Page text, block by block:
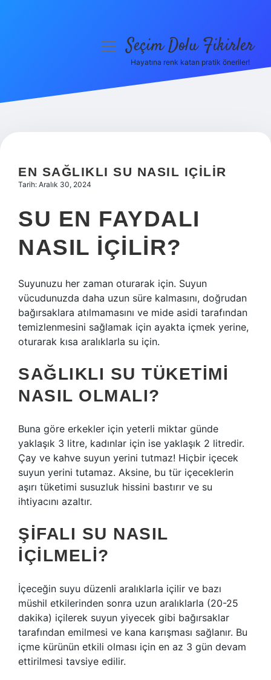
Hakkımızda
menüyüSeçim Dolu Fikirler
Hayatına renk katan pratik öneriler!
EN SAĞLIKLI SU NASIL IÇILIR
Tarih: Aralık 30, 2024
SU EN FAYDALI
NASIL IÇILIR?
Suyunuzu her zaman oturarak için. Suyun
vücudunuzda daha uzun süre kalmasını, doğrudan
bağırsaklara atılmamasını ve mide asidi tarafından
temizlenmesini sağlamak için ayakta içmek yerine,
oturarak kısa aralıklarla su için.
SAĞLIKLI SU TÜKETIMI
NASIL OLMALI?
Buna göre erkekler için yeterli miktar günde
yaklaşık 3 litre, kadınlar için ise yaklaşık 2 litredir.
Çay ve kahve suyun yerini tutmaz! Hiçbir içecek
suyun yerini tutamaz. Aksine, bu tür içeceklerin
aşırı tüketimi susuzluk hissini bastırır ve su
ihtiyacını azaltır.
ŞIFALI SU NASIL
IÇILMELI?
İçeceğin suyu düzenli aralıklarla içilir ve bazı
müshil etkilerinden sonra uzun aralıklarla (20-25
dakika) içilerek suyun yiyecek gibi bağırsaklar
tarafından emilmesi ve kana karışması sağlanır. Bu
içme kürünün etkili olması için en az 3 gün devam
ettirilmesi tavsiye edilir.